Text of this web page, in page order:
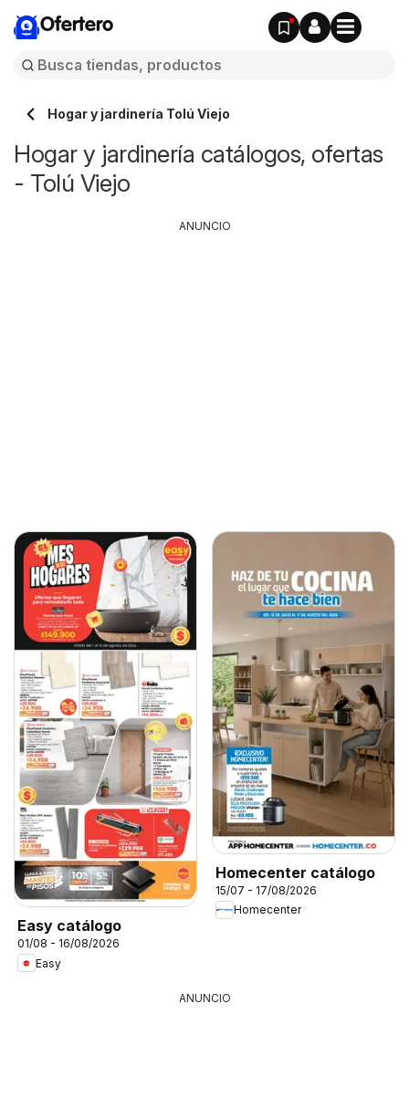
Ofertero
Hogar y jardinería Tolú Viejo
Hogar y jardinería catálogos, ofertas
- Tolú Viejo
Easy catálogo
01/08 - 16/08/2026
Easy
Homecenter catálogo
15/07 - 17/08/2026
Homecenter
ANUNCIO
ANUNCIO